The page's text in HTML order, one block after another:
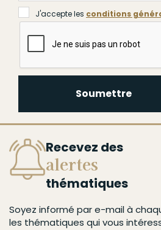
J'accepte les conditions
Soumettre
Recevez des
alertes
thématiques
Soyez informé par e-mail à
les thématiques qui vous